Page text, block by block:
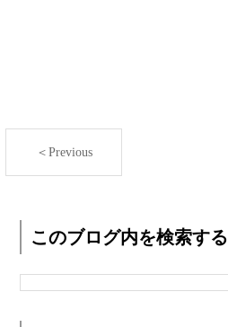
＜Previous
このブログ内を検索する